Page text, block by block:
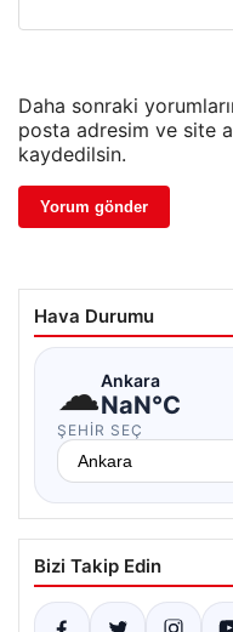
Daha sonraki
posta adresim ve site
kaydedilsin.
Hava Durumu
☁Ankara
NaN°C
ŞEHIR SEÇ
Bizi Takip Edin